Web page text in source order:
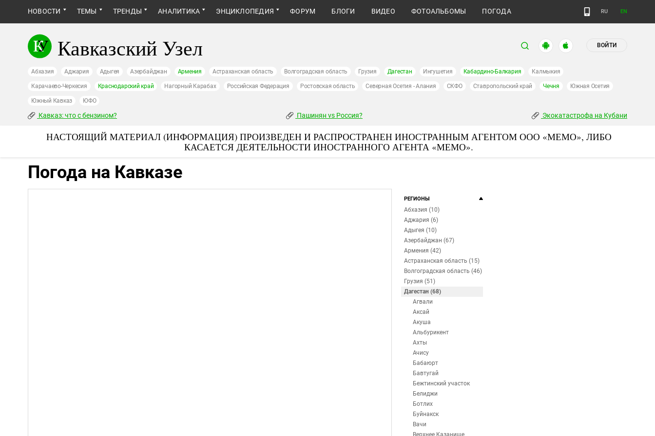
НОВОСТИ ТЕМЫ ТРЕНДЫ АНАЛИТИКА ЭНЦИКЛОПЕДИЯ ФОРУМ БЛОГИ ВИДЕО ФОТОАЛЬБОМЫ ПОГОДА RU EN
Кавказский Узел ВОЙТИ
Абхазия Аджария Адыгея Азербайджан Армения Астраханская область Волгоградская область Грузия Дагестан Ингушетия Кабардино-Балкария Калмыкия
Карачаево-Черкесия Краснодарский край Нагорный Карабах Российская Федерация Ростовская область Северная Осетия - Алания СКФО Ставропольский край Чечня Южная Осетия
Южный Кавказ ЮФО
Кавказ: что с бензином? Пашинян vs Россия? Экокатастрофа на Кубани
НАСТОЯЩИЙ МАТЕРИАЛ (ИНФОРМАЦИЯ) ПРОИЗВЕДЕН И РАСПРОСТРАНЕН ИНОСТРАННЫМ АГЕНТОМ ООО «МЕМО», ЛИБО
КАСАЕТСЯ ДЕЯТЕЛЬНОСТИ ИНОСТРАННОГО АГЕНТА «МЕМО».
Погода на Кавказе
РЕГИОНЫ
Абхазия (10)
Аджария (6)
Адыгея (10)
Азербайджан (67)
Армения (42)
Астраханская область (15)
Волгоградская область (46)
Грузия (51)
Дагестан (68)
Агвали
Аксай
Акуша
Альбурикент
Ахты
Ачису
Бабаюрт
Бавтугай
Бежтинский участок
Белиджи
Ботлих
Буйнакск
Вачи
Верхнее Казанище